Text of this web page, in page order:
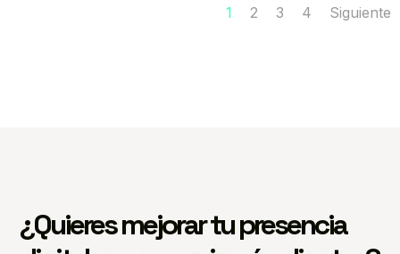
1 2 3 4 Siguiente
¿Quieres mejorar tu presencia